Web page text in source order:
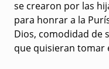
se crearon por las
para honrar a la
Dios, comodidad de
que quisieran tomar